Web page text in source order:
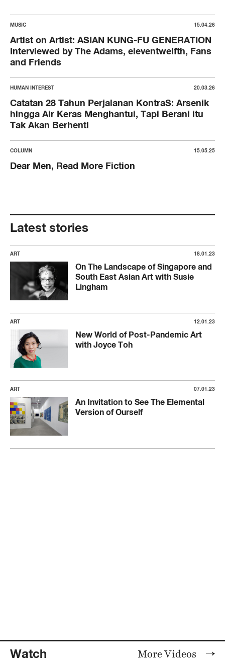
MUSIC 15.04.26
Artist on Artist: ASIAN KUNG-FU GENERATION
Interviewed by The Adams, eleventwelfth, Fans
and Friends
HUMAN INTEREST 20.03.26
Catatan 28 Tahun Perjalanan KontraS: Arsenik
hingga Air Keras Menghantui, Tapi Berani itu
Tak Akan Berhenti
COLUMN 15.05.25
Dear Men, Read More Fiction
Latest stories
ART 18.01.23
On The Landscape of Singapore and
South East Asian Art with Susie
Lingham
ART 12.01.23
New World of Post-Pandemic Art
with Joyce Toh
ART 07.01.23
An Invitation to See The Elemental
Version of Ourself
Watch More Videos